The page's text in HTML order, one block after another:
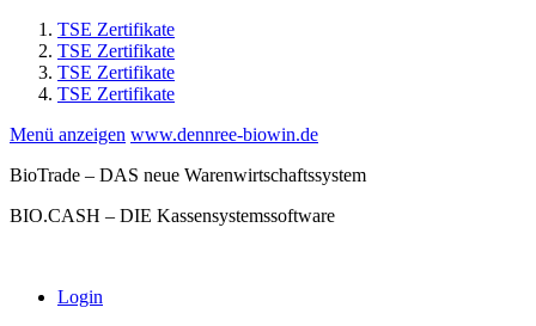
TSE Zertifikate
TSE Zertifikate
TSE Zertifikate
TSE Zertifikate
Menü anzeigen www.dennree-biowin.de
BioTrade – DAS neue Warenwirtschaftssystem
BIO.CASH – DIE Kassensystemssoftware
Login